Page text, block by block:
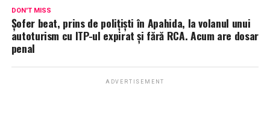
DON'T MISS
Șofer beat, prins de polițiști în Apahida, la volanul unui
autoturism cu ITP-ul expirat și fără RCA. Acum are dosar
penal
ADVERTISEMENT